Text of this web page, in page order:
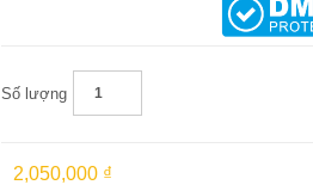
Số lượng
2,050,000 ₫